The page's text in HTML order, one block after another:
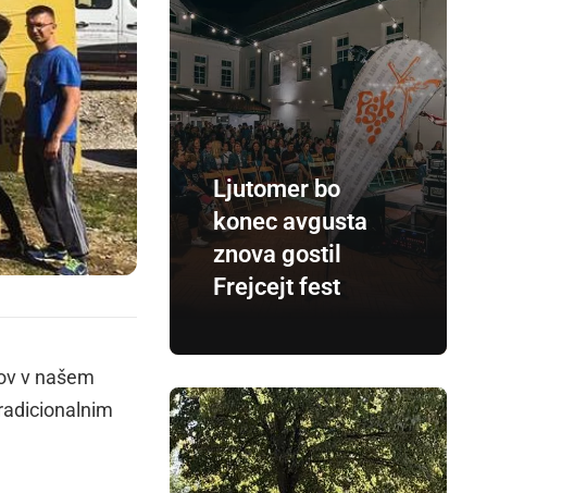
v našem
Ljutomer bo
konec avgusta
znova gostil
Frejcejt fest